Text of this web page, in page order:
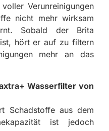
Verunreinigungen
nicht mehr wirksam
Sobald der Brita
hört er auf zu filtern
mehr an das
Wasserfilter von
Schadstoffe aus dem
ist jedoch